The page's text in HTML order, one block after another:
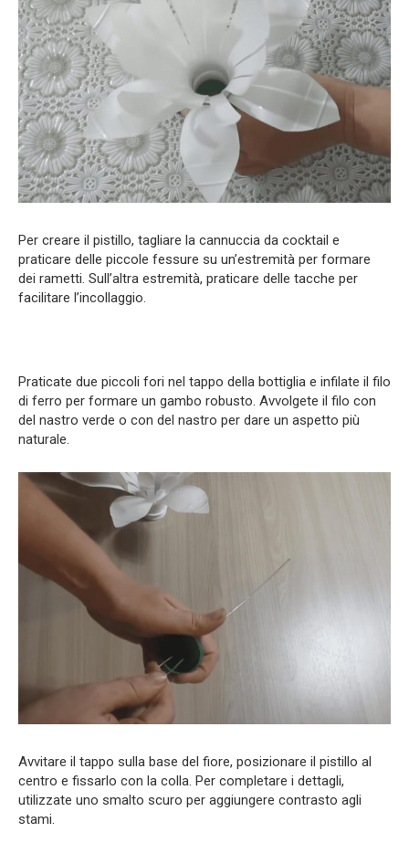
Per creare il pistillo, tagliare la cannuccia da cocktail e
praticare delle piccole fessure su un’estremità per formare
dei rametti. Sull’altra estremità, praticare delle tacche per
facilitare l’incollaggio.
Praticate due piccoli fori nel tappo della bottiglia e infilate il filo
di ferro per formare un gambo robusto. Avvolgete il filo con
del nastro verde o con del nastro per dare un aspetto più
naturale.
Avvitare il tappo sulla base del fiore, posizionare il pistillo al
centro e fissarlo con la colla. Per completare i dettagli,
utilizzate uno smalto scuro per aggiungere contrasto agli
stami.